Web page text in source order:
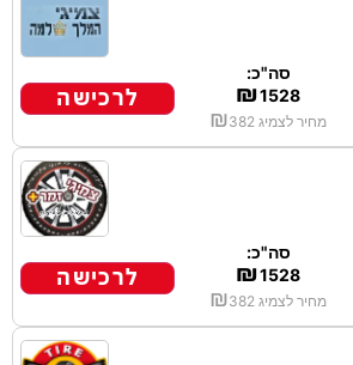
סה"כ:
₪1528
מחיר לצמיג ₪382
לרכישה
סה"כ:
₪1528
מחיר לצמיג ₪382
לרכישה